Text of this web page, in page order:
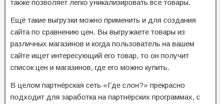
также позволяет легко уникализировать все товары.
Ещё такие выгрузки можно применить и для создания
сайта по сравнению цен. Вы выгружаете товары из
различных магазинов и когда пользователь на вашем
сайте ищет интересующий его товар, то он получит
список цен и магазинов, где его можно купить.
В целом партнёрская сеть «Где слон?» прекрасно
подходит для заработка на партнёрских программах, с